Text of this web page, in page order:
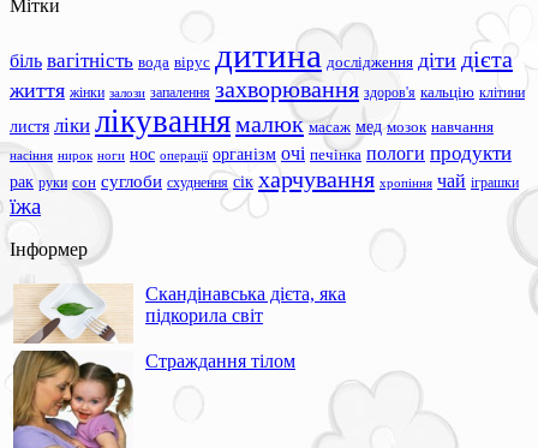
Мітки
біль вагітність вода вірус дитина дослідження діти дієта
життя жінки залози запалення захворювання здоров'я кальцію клітини
листя ліки лікуваннямалюк масаж мед мозок навчання
насіння нирок ноги нос операції організм очі печінка пологи продукти
рак руки сон суглоби схуднення сік харчування хропіння чай іграшки
їжа
Інформер
Скандінавська дієта, яка
підкорила світ
Страждання тілом